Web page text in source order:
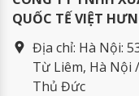
QUỐC TẾ VIỆT
Địa chỉ: Hà Nội:
Từ Liêm, Hà Nội
Thủ Đức